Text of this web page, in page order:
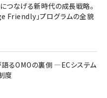
つなげる新時代の成長戦略。
」プログラムの全貌
るOMOの裏側 ―ECシステム
度